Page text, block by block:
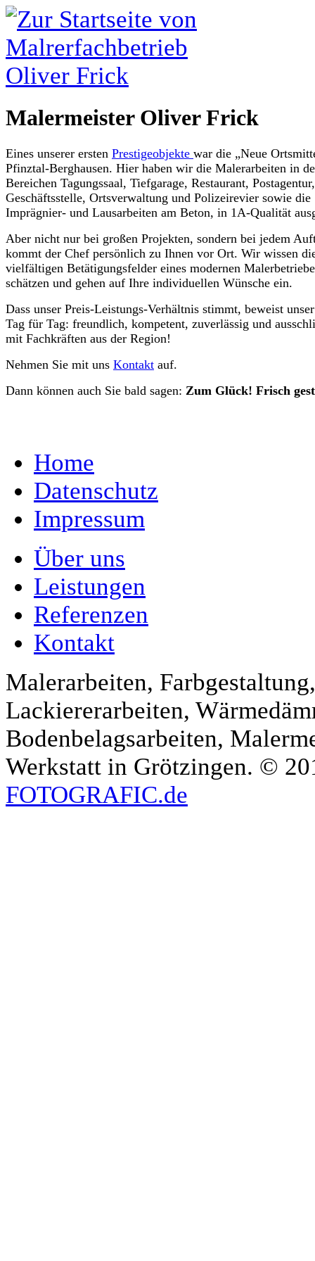
Malermeister Oliver Frick
Eines unserer ersten Prestigeobjekte war die „Neue
Pfinztal-Berghausen. Hier haben wir die Malerarbeiten in
Bereichen Tagungssaal, Tiefgarage, Restaurant,
Geschäftsstelle, Ortsverwaltung und Polizeirevier sowie die
Imprägnier- und Lausarbeiten am Beton, in 1A-Qualität
Aber nicht nur bei großen Projekten, sondern bei jedem
kommt der Chef persönlich zu Ihnen vor Ort. Wir wissen
vielfältigen Betätigungsfelder eines modernen
schätzen und gehen auf Ihre individuellen Wünsche ein.
Dass unser Preis-Leistungs-Verhältnis stimmt, beweist
Tag für Tag: freundlich, kompetent, zuverlässig und
mit Fachkräften aus der Region!
Nehmen Sie mit uns Kontakt auf.
Dann können auch Sie bald sagen: Zum Glück! Frisch
Home
Datenschutz
Impressum
Über uns
Leistungen
Referenzen
Kontakt
Malerarbeiten,
Lackiererarbeiten,
Bodenbelagsarbeiten,
Werkstatt in Grötzingen. ©
FOTOGRAFIC.de